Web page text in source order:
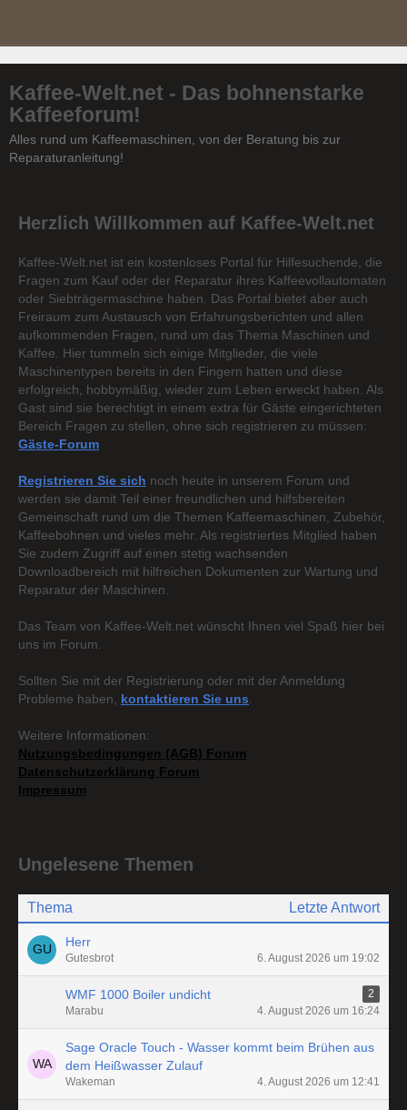
Kaffee-Welt.net - Das bohnenstarke
Kaffeeforum!
Alles rund um Kaffeemaschinen, von der Beratung bis zur
Reparaturanleitung!
Herzlich Willkommen auf Kaffee-Welt.net
Kaffee-Welt.net ist ein kostenloses Portal für Hilfesuchende, die
Fragen zum Kauf oder der Reparatur ihres Kaffeevollautomaten
oder Siebträgermaschine haben. Das Portal bietet aber auch
Freiraum zum Austausch von Erfahrungsberichten und allen
aufkommenden Fragen, rund um das Thema Maschinen und
Kaffee. Hier tummeln sich einige Mitglieder, die viele
Maschinentypen bereits in den Fingern hatten und diese
erfolgreich, hobbymäßig, wieder zum Leben erweckt haben. Als
Gast sind sie berechtigt in einem extra für Gäste eingerichteten
Bereich Fragen zu stellen, ohne sich registrieren zu müssen:
Gäste-Forum
Registrieren Sie sich noch heute in unserem Forum und
werden sie damit Teil einer freundlichen und hilfsbereiten
Gemeinschaft rund um die Themen Kaffeemaschinen, Zubehör,
Kaffeebohnen und vieles mehr. Als registriertes Mitglied haben
Sie zudem Zugriff auf einen stetig wachsenden
Downloadbereich mit hilfreichen Dokumenten zur Wartung und
Reparatur der Maschinen.
Das Team von Kaffee-Welt.net wünscht Ihnen viel Spaß hier bei
uns im Forum.
Sollten Sie mit der Registrierung oder mit der Anmeldung
Probleme haben, kontaktieren Sie uns
Weitere Informationen:
Nutzungsbedingungen (AGB) Forum
Datenschutzerklärung Forum
Impressum
Ungelesene Themen
Thema Letzte Antwort
Herr
Gutesbrot 6. August 2026 um 19:02
WMF 1000 Boiler undicht
2
Marabu
4. August 2026 um 16:24
Sage Oracle Touch - Wasser kommt beim Brühen aus
dem Heißwasser Zulauf
Wakeman 4. August 2026 um 12:41